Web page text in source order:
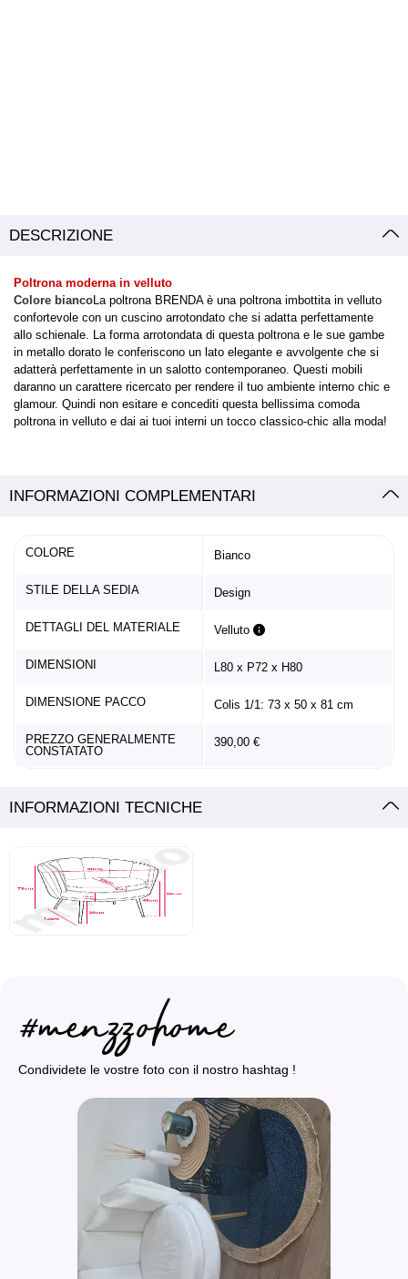
DESCRIZIONE
Poltrona moderna in velluto
Colore bianco La poltrona BRENDA è una poltrona imbottita in velluto
confortevole con un cuscino arrotondato che si adatta perfettamente
allo schienale. La forma arrotondata di questa poltrona e le sue gambe
in metallo dorato le conferiscono un lato elegante e avvolgente che si
adatterà perfettamente in un salotto contemporaneo. Questi mobili
daranno un carattere ricercato per rendere il tuo ambiente interno chic e
glamour. Quindi non esitare e concediti questa bellissima comoda
poltrona in velluto e dai ai tuoi interni un tocco classico-chic alla moda!
INFORMAZIONI COMPLEMENTARI
COLORE Bianco
STILE DELLA SEDIA Design
DETTAGLI DEL MATERIALE Velluto
DIMENSIONI L80 x P72 x H80
DIMENSIONE PACCO Colis 1/1: 73 x 50 x 81 cm
PREZZO GENERALMENTE
CONSTATATO
390,00 €
INFORMAZIONI TECNICHE
Condividete le vostre foto con il nostro hashtag !